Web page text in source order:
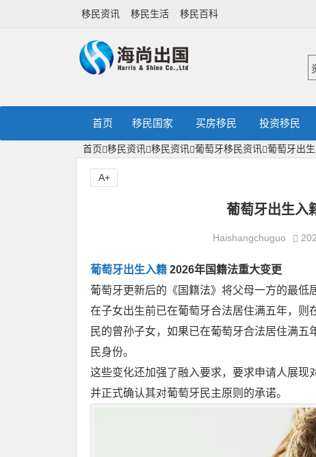
移民资讯 移民生活 移民百科
首页 移民国家 买房移民 投资移民
首页 移民资讯 移民资讯 葡萄牙移民资讯 葡萄牙出
葡萄牙出生入
Haishangchuguo
葡萄牙出生入籍 2026年国籍法重大变更
葡萄牙更新后的《国籍法》将父母一方的最低
在子女出生前已在葡萄牙合法居住满五年，
民的曾孙子女，如果已在葡萄牙合法居住满
民身份。
这些变化还加强了融入要求，要求申请人展现
并正式确认其对葡萄牙民主原则的承诺。
A+